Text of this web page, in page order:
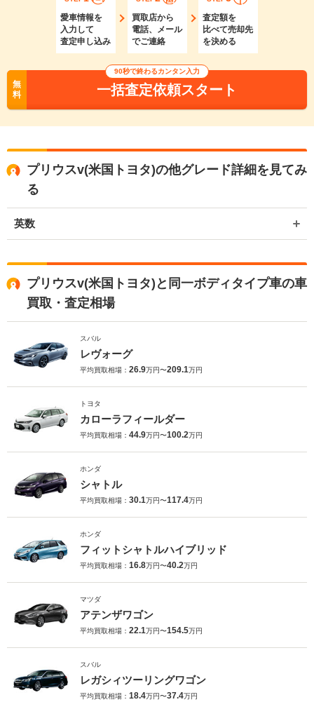
愛車情報を
入力して
査定申し込み
買取店から
電話、メール
でご連絡
査定額を
比べて売却先
を決める
無
料
90秒で終わるカンタン入力
一括査定依頼スタート
プリウスv(米国トヨタ)の他グレード詳細を見てみ
る
英数
プリウスv(米国トヨタ)と同一ボディタイプ車の車
買取・査定相場
スバル
レヴォーグ
平均買取相場： 26.9万円〜209.1万円
トヨタ
カローラフィールダー
平均買取相場： 44.9万円〜100.2万円
ホンダ
シャトル
平均買取相場： 30.1万円〜117.4万円
ホンダ
フィットシャトルハイブリッド
平均買取相場： 16.8万円〜40.2万円
マツダ
アテンザワゴン
平均買取相場： 22.1万円〜154.5万円
スバル
レガシィツーリングワゴン
平均買取相場： 18.4万円〜37.4万円